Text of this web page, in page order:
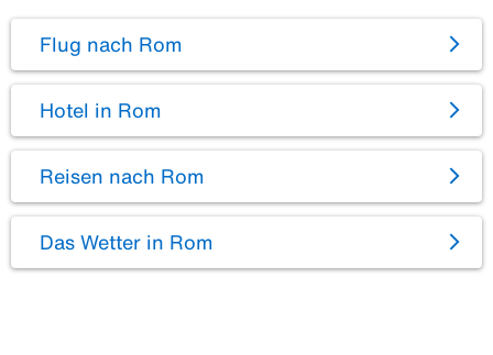
Flug nach Rom
Hotel in Rom
Reisen nach Rom
Das Wetter in Rom